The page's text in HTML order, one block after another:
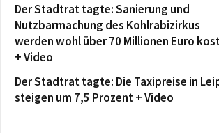
Der Stadtrat tagte: Sanierung und
Nutzbarmachung des Kohlrabizirkus
werden wohl über 70 Millionen Euro
+ Video
Der Stadtrat tagte: Die Taxipreise in
steigen um 7,5 Prozent + Video